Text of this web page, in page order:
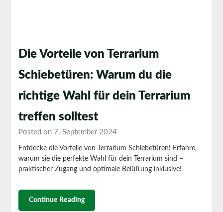
Die Vorteile von Terrarium
Schiebetüren: Warum du die
richtige Wahl für dein Terrarium
treffen solltest
Posted on 7. September 2024
Entdecke die Vorteile von Terrarium Schiebetüren! Erfahre,
warum sie die perfekte Wahl für dein Terrarium sind –
praktischer Zugang und optimale Belüftung inklusive!
Continue Reading